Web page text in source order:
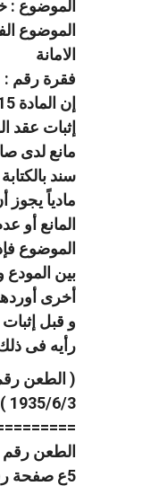
الموضوع :
الموضوع
الامانة
فقرة رقم : 1
إثبات عقد
مانع لدى
سند
مادياً يجوز
المانع
الموضوع
بين المودع
أخرى
و قبل
رأيه فى
1935/6/3 )
5ع صفحة رقم 334